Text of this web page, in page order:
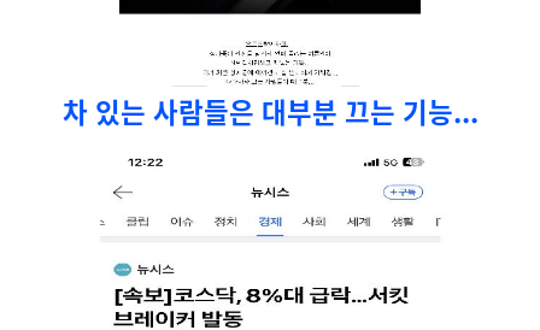
차 있는 사람들은 대부분 끄는 기능...